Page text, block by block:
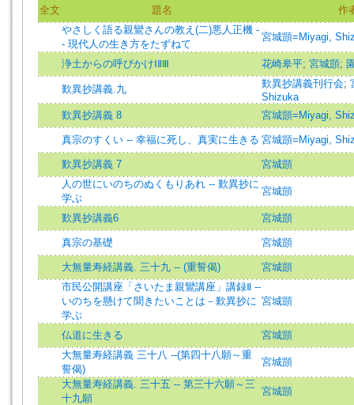
全文 題名
作
やさしく語る親鸞さんの教え(二)悪人正機 -
- 現代人の生き方をたずねて
宮城顗=Miyagi,
浄土からの呼びかけⅠⅡⅢ 花崎皋平; 宮城顗;
歎異抄講義.九 歎異抄講義刊行会;
Shizuka
歎異抄講義 8
宮城顗=Miyagi,
真宗のすくい -- 幸福に死し、真実に生きる 宮城顗=Miyagi,
歎異抄講義 7
宮城顗
人の世にいのちのぬくもりあれ -- 歎異抄に
学ぶ
宮城顗
歎異抄講義6 宮城顗
真宗の基礎 宮城顗
大無量寿経講義. 三十九 -- (重誓偈)
宮城顗
市民公開講座「さいたま親鸞講座」講録Ⅱ --
いのちを懸けて聞きたいことは－歎異抄に
学ぶ
宮城顗
仏道に生きる
宮城顗
大無量寿経講義 三十八 --(第四十八願～重
誓偈)
宮城顗
大無量寿経講義. 三十五 -- 第三十六願～三
十九願
宮城顗